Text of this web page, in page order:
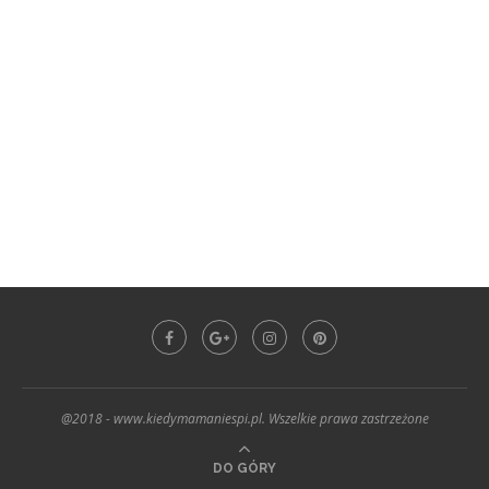
@2018 - www.kiedymamaniespi.pl. Wszelkie prawa zastrzeżone
DO GÓRY